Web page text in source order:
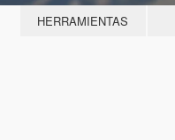
HERRAMIENTAS